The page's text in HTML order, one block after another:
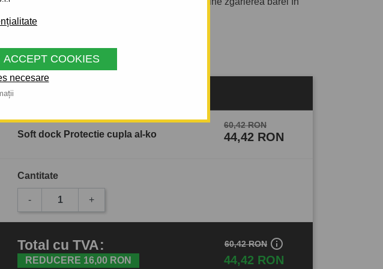
ACCEPT COOKIES
necesare
contactului său cu cupla de remorcare.
Soft dock Protectie cupla al-ko
60,42 RON
44,42 RON
Cantitate
- +
Total cu TVA:
REDUCERE 16,00 RON 44,42 RON
60,42 RON info_outline